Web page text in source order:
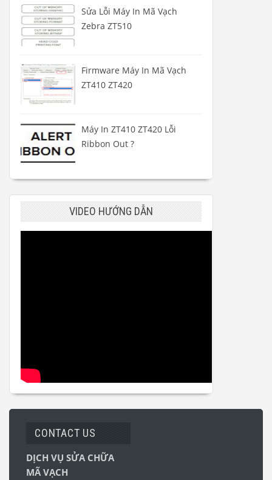
Sửa Lỗi Máy In Mã Vạch
Zebra ZT510
Firmware Máy In Mã Vạch
ZT410 ZT420
Máy In ZT410 ZT420 Lỗi
Ribbon Out ?
VIDEO HƯỚNG DẪN
CONTACT US
DỊCH VỤ SỬA CHỮA
MÃ VẠCH